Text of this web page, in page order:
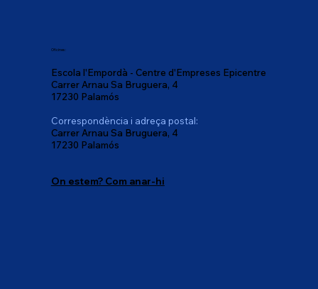
Oficines:
Escola l'Empordà - Centre d'Empreses Epicentre
Carrer Arnau Sa Bruguera, 4
17230 Palamós
Correspondència i adreça postal:
Carrer Arnau Sa Bruguera, 4
17230 Palamós
On estem? Com anar-hi